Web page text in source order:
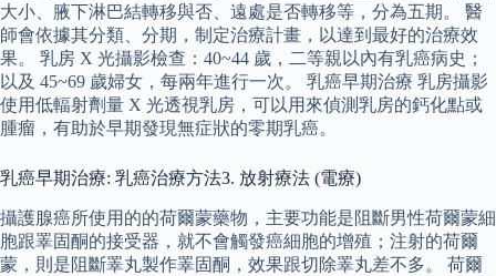
大小、腋下淋巴結轉移與否、遠處是否轉移等，分為五期。 醫
師會依據其分類、分期，制定治療計畫，以達到最好的治療效
果。 乳房 X 光攝影檢查：40~44 歲，二等親以內有乳癌病史；
以及 45~69 歲婦女，每兩年進行一次。 乳癌早期治療 乳房攝影
使用低輻射劑量 X 光透視乳房，可以用來偵測乳房的鈣化點或
腫瘤，有助於早期發現無症狀的零期乳癌。
乳癌早期治療: 乳癌治療方法3. 放射療法 (電療)
攝護腺癌所使用的的荷爾蒙藥物，主要功能是阻斷男性荷爾蒙細
胞跟睪固酮的接受器，就不會觸發癌細胞的增殖；注射的荷爾
蒙，則是阻斷睪丸製作睪固酮，效果跟切除睪丸差不多。 荷爾